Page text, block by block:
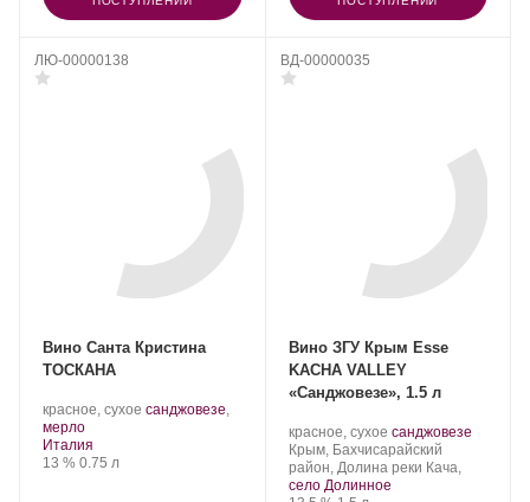
ЛЮ-00000138
Вино Санта Кристина
ТОСКАНА
красное, сухое .санджовезе,
мерло.
Регион:
Италия
Крепость
13 %. Объем
0.75 л
ВД-00000035
Вино ЗГУ Крым Esse
KACHA VALLEY
«Санджовезе», 1.5 л
Производитель:
Сатера/ESSE.
красное, сухое .
Сорт
винограда:
санджовезе.
Регион:
Крым, Бахчисарайский
район, Долина реки Кача,
село Долинное